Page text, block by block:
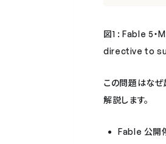
図1 : Fable 5
directive to
この問題はなぜ
解説します。
Fable 公開